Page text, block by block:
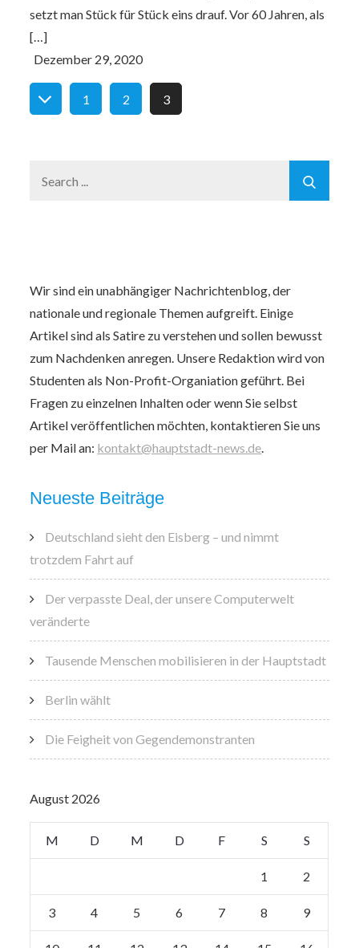
setzt man Stück für Stück eins drauf. Vor 60 Jahren, als
[…]
Seitennummerierung
Beiträge
1 2 3
Wir sind ein unabhängiger Nachrichtenblog, der
nationale und regionale Themen aufgreift. Einige
Artikel sind als Satire zu verstehen und sollen bewusst
zum Nachdenken anregen. Unsere Redaktion wird von
Studenten als Non-Profit-Organiation geführt. Bei
Fragen zu einzelnen Inhalten oder wenn Sie selbst
Artikel veröffentlichen möchten, kontaktieren Sie uns
per Mail an: kontakt@hauptstadt-news.de.
Neueste Beiträge
Deutschland sieht den Eisberg – und nimmt
trotzdem Fahrt auf
Der verpasste Deal, der unsere Computerwelt
veränderte
Tausende Menschen mobilisieren in der Hauptstadt
Berlin wählt
Die Feigheit von Gegendemonstranten
August 2026
M D M D F S S
1 2
3 4 5 6 7 8 9